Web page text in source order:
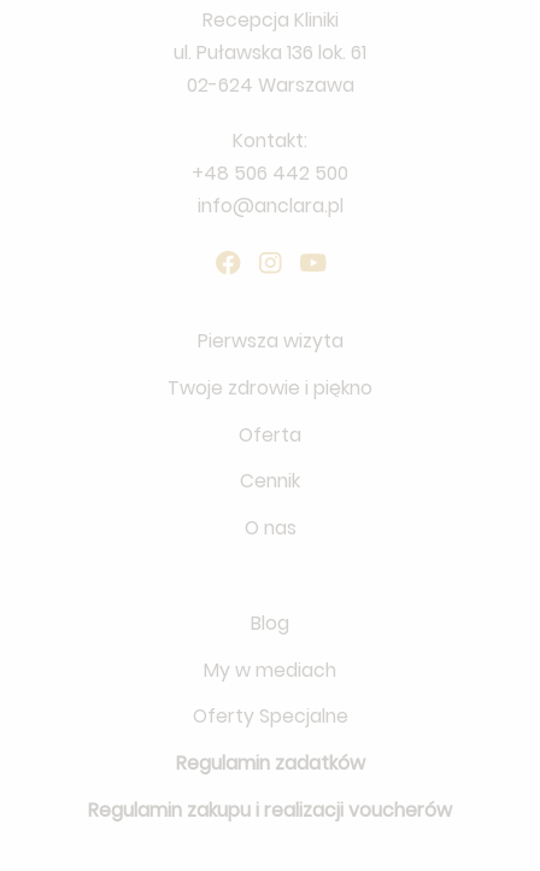
Recepcja Kliniki
ul. Puławska 136 lok. 61
02-624 Warszawa
Kontakt:
+48 506 442 500
info@anclara.pl
Pierwsza wizyta
Twoje zdrowie i piękno
Oferta
Cennik
O nas
Blog
My w mediach
Oferty Specjalne
Regulamin zadatków
Regulamin zakupu i realizacji voucherów